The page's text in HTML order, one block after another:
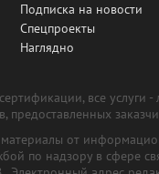
Подписка на новости
Спецпроекты
Наглядно
все
предоставленных
от
по надзору в сфере